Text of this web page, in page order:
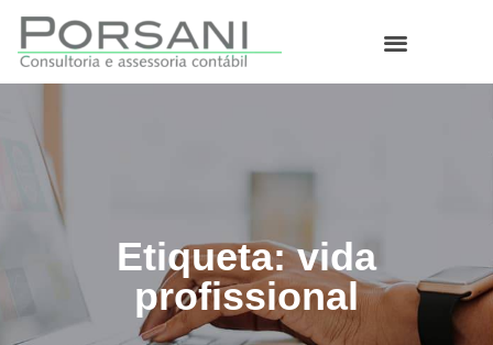
Etiqueta: vida
profissional